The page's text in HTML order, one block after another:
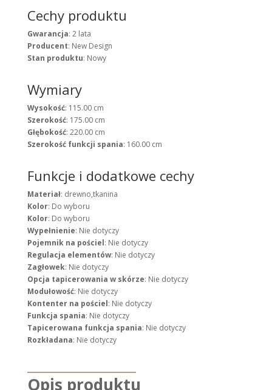
Cechy produktu
Gwarancja: 2 lata
Producent: New Design
Stan produktu: Nowy
Wymiary
Wysokość: 115.00 cm
Szerokość: 175.00 cm
Głębokość: 220.00 cm
Szerokość funkcji spania: 160.00 cm
Funkcje i dodatkowe cechy
Materiał: drewno,tkanina
Kolor: Do wyboru
Kolor: Do wyboru
Wypełnienie: Nie dotyczy
Pojemnik na pościel: Nie dotyczy
Regulacja elementów: Nie dotyczy
Zagłowek: Nie dotyczy
Opcja tapicerowania w skórze: Nie dotyczy
Modułowość: Nie dotyczy
Kontenter na pościel: Nie dotyczy
Funkcja spania: Nie dotyczy
Tapicerowana funkcja spania: Nie dotyczy
Rozkładana: Nie dotyczy
Opis produktu